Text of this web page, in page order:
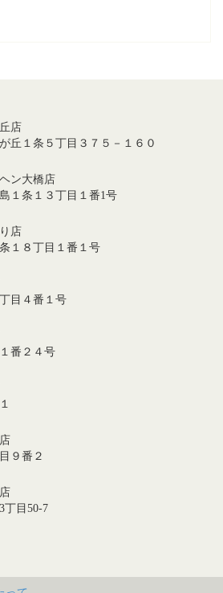
店
丘１条５丁目３７５－１６０
ン大橋店
１条１３丁目１番1号
店
１８丁目１番１号
目４番１号
番２４号
９番２
丁目50-7